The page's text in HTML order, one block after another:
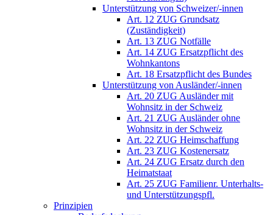
Unterstützung von Schweizer/-innen
Art. 12 ZUG Grundsatz
(Zuständigkeit)
Art. 13 ZUG Notfälle
Art. 14 ZUG Ersatzpflicht des
Wohnkantons
Art. 18 Ersatzpflicht des Bundes
Unterstützung von Ausländer/-innen
Art. 20 ZUG Ausländer mit
Wohnsitz in der Schweiz
Art. 21 ZUG Ausländer ohne
Wohnsitz in der Schweiz
Art. 22 ZUG Heimschaffung
Art. 23 ZUG Kostenersatz
Art. 24 ZUG Ersatz durch den
Heimatstaat
Art. 25 ZUG Familienr. Unterhalts-
und Unterstützungspfl.
Prinzipien